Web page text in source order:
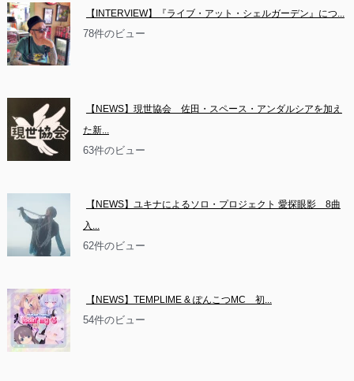
【INTERVIEW】『ライブ・アット・シェルガーデン』につ...
78件のビュー
【NEWS】現世協会　佐田・スペース・アンダルシアを加え
た新...
63件のビュー
【NEWS】ユキナによるソロ・プロジェクト 愛探眼影　8曲
入...
62件のビュー
【NEWS】TEMPLIME & ぽんこつMC　初...
54件のビュー